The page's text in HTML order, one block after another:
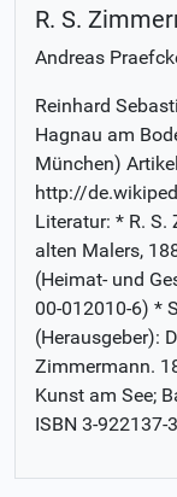
R. S.
Andreas
Reinhard
Hagnau am
München)
http://
Literatur: * R. S.
alten Malers,
(Heimat- und
00-012010-6) *
(Herausgeber):
Zimmermann.
Kunst am See;
ISBN 3-922137-